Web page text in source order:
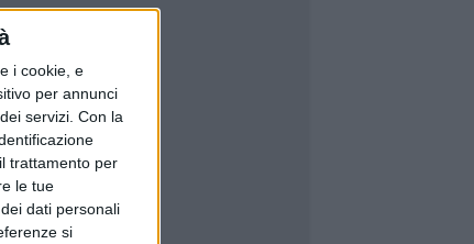
i cookie, e
per annunci
servizi. Con la
trattamento per
le tue
dati personali
si